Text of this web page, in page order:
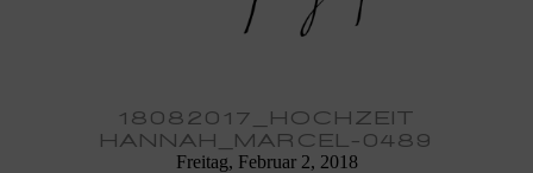
18082017_HOCHZEIT
HANNAH_MARCEL-0489
Freitag, Februar 2, 2018